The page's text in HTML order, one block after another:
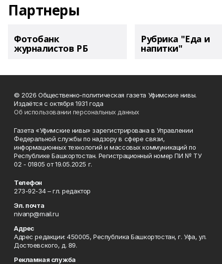
Партнеры
Фотобанк
журналистов РБ
Рубрика "Еда и
напитки"
© 2026 Общественно-политическая газета Уфимские нивы.
Издаётся с октября 1931 года
Об использовании персональных данных
Газета «Уфимские нивы» зарегистрирована в Управлении
Федеральной службы по надзору в сфере связи,
информационных технологий и массовых коммуникаций по
Республике Башкортостан. Регистрационный номер ПИ № ТУ
02 - 01805 от 19.05.2025 г.
Телефон
273-92-34 – гл. редактор
Эл. почта
nivanp@mail.ru
Адрес
Адрес редакции: 450005, Республика Башкортостан, г. Уфа, ул.
Достоевского, д. 89.
Рекламная служба